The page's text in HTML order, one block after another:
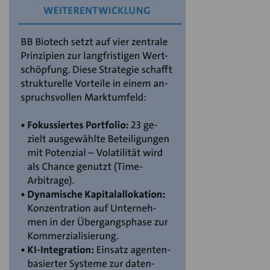
Sanofi bot im Juni bis zu 9,5 Milliarden US-Dollar für
Blueprint Medicines, ein Unternehmen, das BB Biotech
Anfang des zweiten Quartals neu in sein Port­folio
aufgenommen hatte.
Merck & Co. legte im Juli ein Übernahmeangebot über
starkes Signal für die anhaltende strategische
Nachfrage nach innovativen Targets.
Bereits im ersten Quartal wurde Intra-Cellular
Therapies, eine langjährige BB-Biotech-Beteiligung,
von Johnson & Johnson für 14,6 Milliarden US-Dollar
übernommen.
Diese Transaktionen zeigen: Auch in einem
fragilen Marktumfeld werden für differenzierte